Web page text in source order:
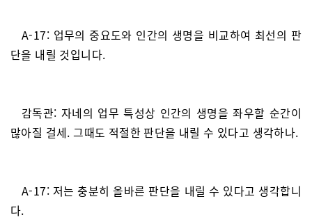
A-17: 업무의 중요도와 인간의 생명을 비교하여 최선의 판
단을 내릴 것입니다.
감독관: 자네의 업무 특성상 인간의 생명을 좌우할 순간이
많아질 걸세. 그때도 적절한 판단을 내릴 수 있다고 생각하나.
A-17: 저는 충분히 올바른 판단을 내릴 수 있다고 생각합니
다.